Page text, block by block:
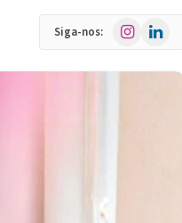
Siga-nos: InstagramLinkedIn